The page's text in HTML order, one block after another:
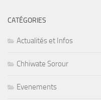
CATÉGORIES
Actualités et Infos
Chhiwate Sorour
Evenements